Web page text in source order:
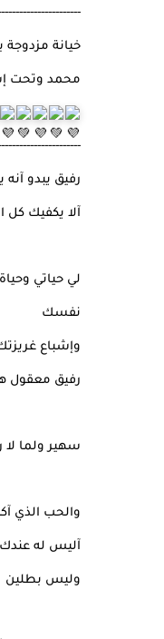
خيانة
محمد وتحت
رفيق يبدو
آلا يكفيك
لي حياتي
نفسك
وإشباع
رفيق معقول
سهير ولما لا
والحب الذي
آليس له عندك
وليس بطلين